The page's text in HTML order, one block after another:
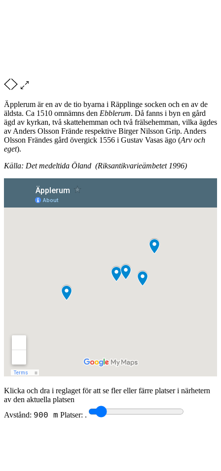
Äpplerum är en av de tio byarna i Räpplinge socken och en av de
äldsta. Ca 1510 omnämns den Ebblerum. Då fanns i byn en gård
ägd av kyrkan, två skattehemman och två frälsehemman, vilka ägdes
av Anders Olsson Frände respektive Birger Nilsson Grip. Anders
Olsson Frändes gård övergick 1556 i Gustav Vasas ägo (Arv och
eget).
Källa: Det medeltida Öland (Riksantikvarieämbetet 1996)
Klicka och dra i reglaget för att se fler eller färre platser i närhetern
av den aktuella platsen
Avstånd: 900 m Platser: .